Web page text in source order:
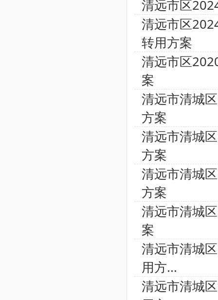
清远市区
清远市区
转用方案
清远市区
案
清远市清城
方案
清远市清城
方案
清远市清城
方案
清远市清城
案
清远市清城
用方...
清远市清城